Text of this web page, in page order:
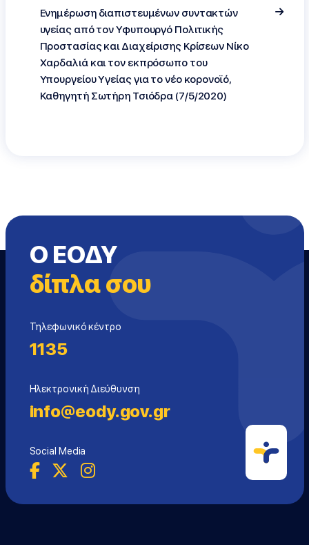
Eνημέρωση διαπιστευμένων συντακτών
υγείας από τον Υφυπουργό Πολιτικής
Προστασίας και Διαχείρισης Κρίσεων Νίκο
Χαρδαλιά και τον εκπρόσωπο του
Υπουργείου Υγείας για το νέο κορονοϊό,
Καθηγητή Σωτήρη Τσιόδρα (7/5/2020)
Ο ΕΟΔΥ
δίπλα σου
Τηλεφωνικό κέντρο
1135
Ηλεκτρονική Διεύθυνση
info@eody.gov.gr
Social Media